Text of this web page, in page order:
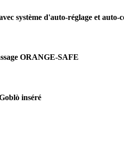
système d'auto-réglage et auto-
ORANGE-SAFE
inséré